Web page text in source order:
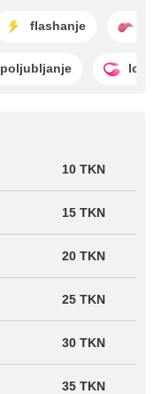
flashanje
poljubljanje
10 TKN
15 TKN
20 TKN
25 TKN
30 TKN
35 TKN